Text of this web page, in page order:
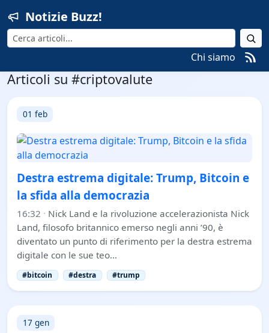
Notizie Buzz!
Cerca
Chi siamo
Articoli su #criptovalute
01 feb
Destra estrema digitale: Trump, Bitcoin e
la sfida alla democrazia
16:32 · Nick Land e la rivoluzione accelerazionista Nick
Land, filosofo britannico emerso negli anni ’90, è
diventato un punto di riferimento per la destra estrema
digitale con le sue teo…
#bitcoin #destra #trump
17 gen